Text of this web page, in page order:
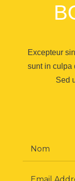
Excepteur
sunt in culpa
Sed